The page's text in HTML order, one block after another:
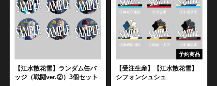
【江水散花雪】ランダム缶バ
ッジ（戦闘ver.②）3個セット
予約商品
【受注生産】【江水散花雪】
シフォンシュシュ